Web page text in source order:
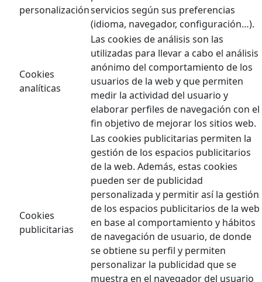
personalizaciónservicios según sus preferencias
(idioma, navegador, configuración…).
Cookies
analíticas
Las cookies de análisis son las
utilizadas para llevar a cabo el análisis
anónimo del comportamiento de los
usuarios de la web y que permiten
medir la actividad del usuario y
elaborar perfiles de navegación con el
fin objetivo de mejorar los sitios web.
Cookies
publicitarias
Las cookies publicitarias permiten la
gestión de los espacios publicitarios
de la web. Además, estas cookies
pueden ser de publicidad
personalizada y permitir así la gestión
de los espacios publicitarios de la web
en base al comportamiento y hábitos
de navegación de usuario, de donde
se obtiene su perfil y permiten
personalizar la publicidad que se
muestra en el navegador del usuario